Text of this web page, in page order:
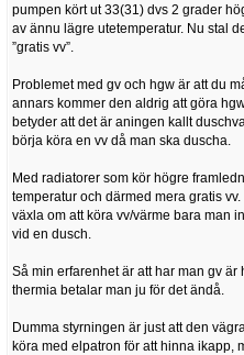
pumpen kört ut 33(31) dvs 2 grader
av ännu lägre utetemperatur. Nu stal
”gratis vv”.
Problemet med gv och hgw är att du
annars kommer den aldrig att göra
betyder att det är aningen kallt
börja köra en vv då man ska duscha.
Med radiatorer som kör högre
temperatur och därmed mera gratis
växla om att köra vv/värme bara man
vid en dusch.
Så min erfarenhet är att har man gv
thermia betalar man ju för det ändå.
Dumma styrningen är just att den
köra med elpatron för att hinna ikapp,